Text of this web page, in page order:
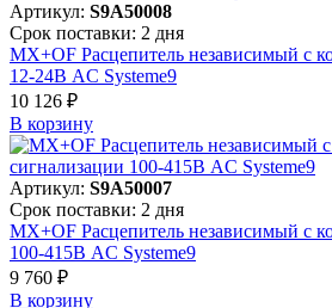
Артикул: S9A50008
Срок поставки: 2 дня
MX+OF Расцепитель независимый с
12-24В AC Systeme9
10 126 ₽
В корзинy
Артикул: S9A50007
Срок поставки: 2 дня
MX+OF Расцепитель независимый с
100-415В AC Systeme9
9 760 ₽
В корзинy